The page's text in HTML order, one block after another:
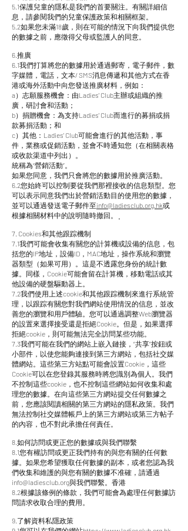
5.1保護兒童的隱私是我們的首要關注。有關詳細信
息，請參閱我們的兒童保護政策和相關框架。
5.2如果您未滿18歲，則在可能的情況下向我們提供您
的數據之前，應徵得父母或監護人的同意。
6.推廣
6.1我們打算將您的數據用於通過郵寄，電子郵件，數
字媒體，電話，文本/ SMS消息傳遞和其他方式在香
港或海外活動中向您發送推廣材料，例如：
a）志願服務機會：由Ladies' Club主辦或組織的推
廣，研討會和活動；
b）捐贈機會：為支持Ladies' Club而進行的募捐或捐
款募捐活動；和
c）其他：Ladies' Club可能會進行的其他活動，事
件，業務或促銷活動，並會不時通知您（在相關表格
或收款渠道中列出）。
統稱為“營銷活動”。
如果您同意，我們只會將您的數據用於推廣活動。
6.2您始終可以控制要從我們那裡接收的信息類型。您
可以表示同意我們出於營銷活動目的使用您的數據，
並可以通過發送電子郵件至info@ladiesclub.org.hk或
根據相關材料中的說明隨時撤回。
7. Cookies和其他跟踪機制
7.1我們可能會收集有關您的計算機或設備的信息，包
括您的IP地址，設備ID，MAC地址，操作系統和瀏覽
器類型（如果可用）。這是不透露您身份的統計數
據。同樣，Cookie可能會留在計算機，移動電話或其
他設備的硬盤驅動器上。
7.2我們使用上述cookie和其他跟踪機制來進行系統管
理，以跟踪有關您對我們網站使用情況的信息，並改
善您的瀏覽和用戶體驗。您可以通過調整Web瀏覽器
的設置來選擇接受還是拒絕Cookie。但是，如果選擇
拒絕cookie，則可能無法完全訪問某些功能。
7.3我們可能在我們的網站上嵌入鏈接，“共享”按鈕或
小部件，以使您能夠連接到第三方網站，包括社交媒
體網站。這些第三方站點可能會設置Cookie，這些
Cookie可以在您登錄其服務時將您識別為個人。我們
不控制這些cookie，也不控制這些網站如何收集和處
理您的數據。在向這些第三方網站提交任何數據之
前，您應該閱讀相關的第三方網站的隱私政策。我們
無法控制社交媒體帳戶上的第三方網站或第三方帖子
的內容，也不對此承擔任何責任。
8.如何訪問或更正您的數據或與我們聯繫
8.1您有權訪問或更正我們持有的與您有關的任何數
據。如果您希望獲取任何數據的副本，或者您認為我
們收集和維護的與您有關的數據不准確，請通過
info@ladiesclub.org與我們聯繫。香港
8.2根據該條例的條款，我們可能會為處理任何數據訪
問請求收取合理的費用。
9.了解資料私隱政策